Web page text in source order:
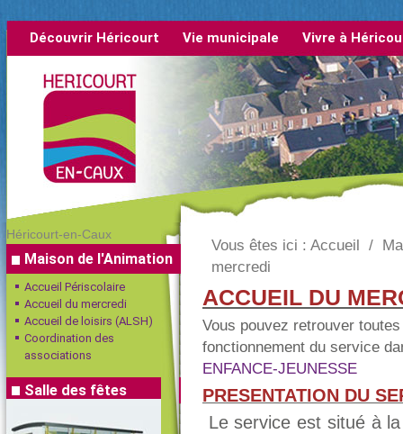
Découvrir Héricourt Vie municipale
Vivre à
Vous êtes ici : Accueil /
mercredi
ACCUEIL DU
Vous pouvez retrouver
fonctionnement du service
ENFANCE-JEUNESSE
PRESENTATION DU
Le service est situé à
Héricourt-en-Caux
Maison de l'Animation
Accueil Périscolaire
Accueil du mercredi
Accueil de loisirs (ALSH)
Coordination des
associations
Salle des fêtes